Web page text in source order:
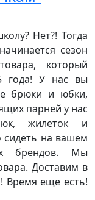
Нет?! Тогда
сезон
который
года! У нас вы
брюки и юбки,
парней у нас
жилеток и
сидеть на вашем
брендов. Мы
Доставим в
Время еще есть!